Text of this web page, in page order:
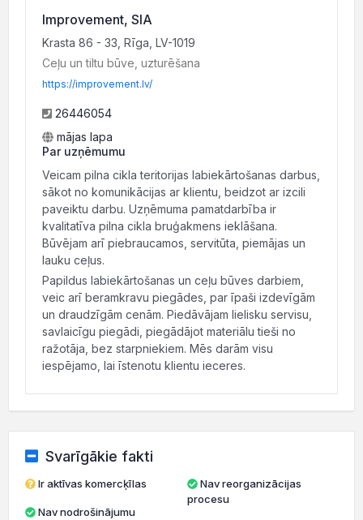
Improvement, SIA
Krasta 86 - 33, Rīga, LV-1019
Ceļu un tiltu būve, uzturēšana
https://improvement.lv/
26446054
mājas lapa
Par uzņēmumu
Veicam pilna cikla teritorijas labiekārtošanas darbus,
sākot no komunikācijas ar klientu, beidzot ar izcili
paveiktu darbu. Uzņēmuma pamatdarbība ir
kvalitatīva pilna cikla bruģakmens ieklāšana.
Būvējam arī piebraucamos, servitūta, piemājas un
lauku ceļus.
Papildus labiekārtošanas un ceļu būves darbiem,
veic arī beramkravu piegādes, par īpaši izdevīgām
un draudzīgām cenām. Piedāvājam lielisku servisu,
savlaicīgu piegādi, piegādājot materiālu tieši no
ražotāja, bez starpniekiem. Mēs darām visu
iespējamo, lai īstenotu klientu ieceres.
Svarīgākie fakti
Ir aktīvas komercķīlas
Nav nodrošinājumu
Nav reorganizācijas
procesu